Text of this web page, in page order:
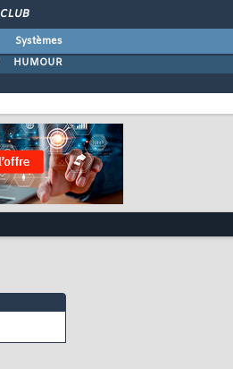
CLUB
Systèmes
HUMOUR